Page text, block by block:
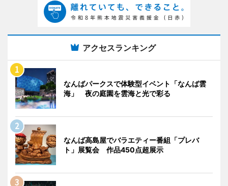
アクセスランキング
なんばパークスで体験型イベント「なんば雲
海」 夜の庭園を雲海と光で彩る
なんば高島屋でバラエティー番組「プレバ
ト」展覧会 作品450点超展示